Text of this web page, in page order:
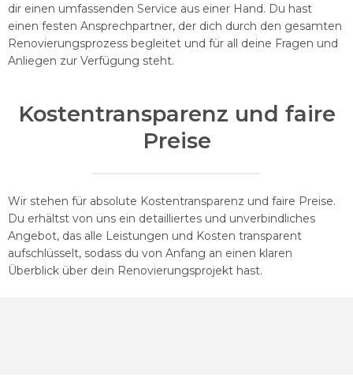
dir einen umfassenden Service aus einer Hand. Du hast
einen festen Ansprechpartner, der dich durch den gesamten
Renovierungsprozess begleitet und für all deine Fragen und
Anliegen zur Verfügung steht.
Kostentransparenz und faire
Preise
Wir stehen für absolute Kostentransparenz und faire Preise.
Du erhältst von uns ein detailliertes und unverbindliches
Angebot, das alle Leistungen und Kosten transparent
aufschlüsselt, sodass du von Anfang an einen klaren
Überblick über dein Renovierungsprojekt hast.